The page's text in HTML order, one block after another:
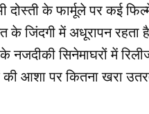
दोस्ती के फार्मूले पर कई
के जिंदगी में अधूरापन रहता
नजदीकी सिनेमाघरों में
की आशा पर कितना खरा